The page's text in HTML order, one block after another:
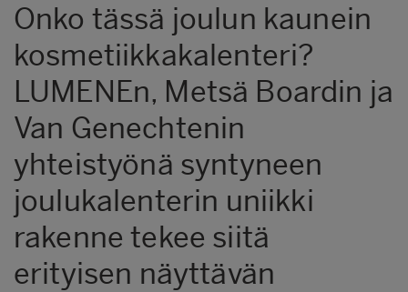
Onko tässä joulun kaunein
kosmetiikkakalenteri?
LUMENEn, Metsä Boardin ja
Van Genechtenin
yhteistyönä syntyneen
joulukalenterin uniikki
rakenne tekee siitä
erityisen näyttävän